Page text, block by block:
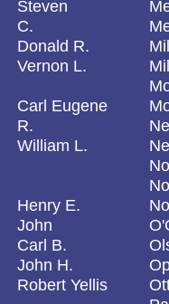
Steven
C.
Donald R.
Vernon L.
Carl Eugene
R.
William L.
Henry E.
John
Carl B.
John H.
Robert Yellis